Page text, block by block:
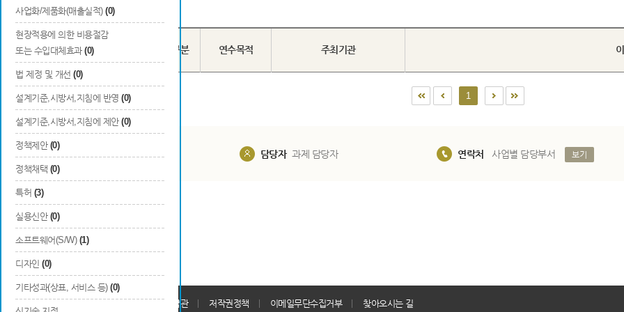
사업화/제품화(매출실적) (0)
현장적용에 의한 비용절감
또는 수입대체효과 (0)
법 제정 및 개선 (0)
설계기준,시방서,지침에 반영 (0)
설계기준,시방서,지침에 제안 (0)
정책제안 (0)
정책채택 (0)
특허 (3)
실용신안 (0)
소프트웨어(S/W) (1)
디자인 (0)
기타성과(상표, 서비스 등) (0)
Total0건
번호
국내/국외
구분
장/단기 구분 연수목적 주최기관
1
담당부서 해당 사업실 담당자 과제 담당자 연락처 사업별 담당부서 보기
개인정보처리방침 회원가입약관 저작권정책 이메일무단수집거부 찾아오시는 길